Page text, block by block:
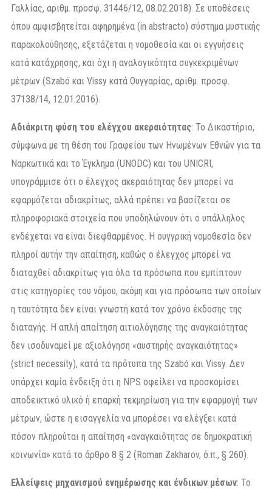
Γαλλίας, αριθμ. προσφ. 31446/12, 08.02.2018). Σε υποθέσεις
όπου αμφισβητείται αφηρημένα (in abstracto) σύστημα μυστικής
παρακολούθησης, εξετάζεται η νομοθεσία και οι εγγυήσεις
κατά κατάχρησης, και όχι η αναλογικότητα συγκεκριμένων
μέτρων (Szabó και Vissy κατά Ουγγαρίας, αριθμ. προσφ.
37138/14, 12.01.2016).
Αδιάκριτη φύση του ελέγχου ακεραιότητας: Το Δικαστήριο,
σύμφωνα με τη θέση του Γραφείου των Ηνωμένων Εθνών για τα
Ναρκωτικά και το Έγκλημα (UNODC) και του UNICRI,
υπογράμμισε ότι ο έλεγχος ακεραιότητας δεν μπορεί να
εφαρμόζεται αδιακρίτως, αλλά πρέπει να βασίζεται σε
πληροφοριακά στοιχεία που υποδηλώνουν ότι ο υπάλληλος
ενδέχεται να είναι διεφθαρμένος. Η ουγγρική νομοθεσία δεν
πληροί αυτήν την απαίτηση, καθώς ο έλεγχος μπορεί να
διαταχθεί αδιακρίτως για όλα τα πρόσωπα που εμπίπτουν
στις κατηγορίες του νόμου, ακόμη και για πρόσωπα των οποίων
η ταυτότητα δεν είναι γνωστή κατά τον χρόνο έκδοσης της
διαταγής. Η απλή απαίτηση αιτιολόγησης της αναγκαιότητας
δεν ισοδυναμεί με αξιολόγηση «αυστηρής αναγκαιότητας»
(strict necessity), κατά τα πρότυπα της Szabó και Vissy. Δεν
υπάρχει καμία ένδειξη ότι η NPS οφείλει να προσκομίσει
αποδεικτικό υλικό ή επαρκή τεκμηρίωση για την εφαρμογή των
μέτρων, ώστε η εισαγγελία να μπορέσει να ελέγξει κατά
πόσον πληρούται η απαίτηση «αναγκαιότητας σε δημοκρατική
κοινωνία» κατά το άρθρο 8 § 2 (Roman Zakharov, ό.π., § 260).
Ελλείψεις μηχανισμού ενημέρωσης και ένδικων μέσων: Το